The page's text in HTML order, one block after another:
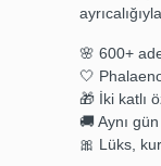
🌸 600+
🤍
🎁 İki katlı
🚚 Aynı
🎀 Lüks,